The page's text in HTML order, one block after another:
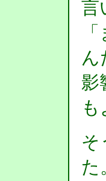
言
ん
影
も
そ
た